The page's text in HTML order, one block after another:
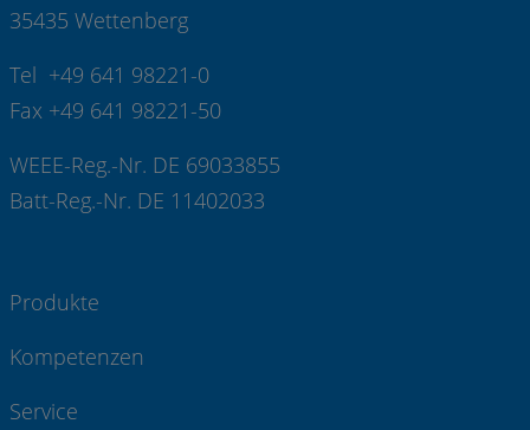
35435 Wettenberg
Tel +49 641 98221-0
Fax +49 641 98221-50
WEEE-Reg.-Nr. DE 69033855
Batt-Reg.-Nr. DE 11402033
Produkte
Kompetenzen
Service